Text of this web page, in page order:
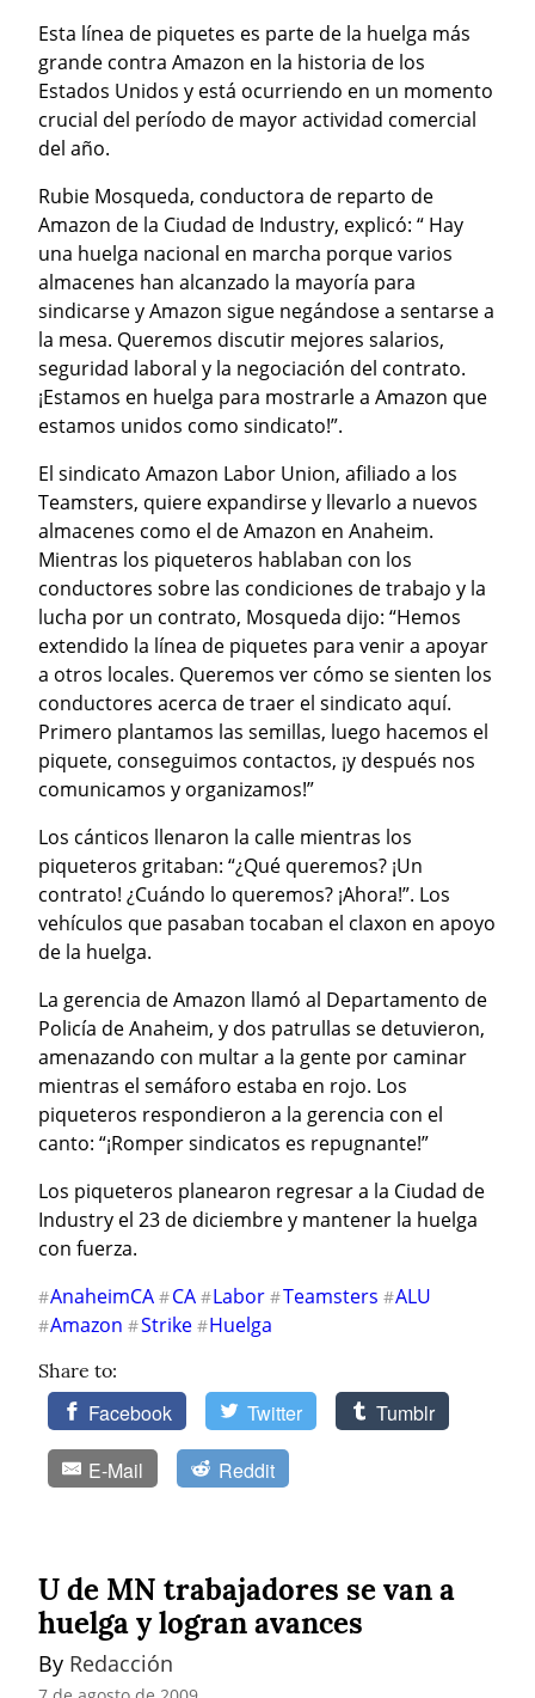
Esta línea de piquetes es parte de la huelga más
grande contra Amazon en la historia de los
Estados Unidos y está ocurriendo en un momento
crucial del período de mayor actividad comercial
del año.
Rubie Mosqueda, conductora de reparto de
Amazon de la Ciudad de Industry, explicó: “ Hay
una huelga nacional en marcha porque varios
almacenes han alcanzado la mayoría para
sindicarse y Amazon sigue negándose a sentarse a
la mesa. Queremos discutir mejores salarios,
seguridad laboral y la negociación del contrato.
¡Estamos en huelga para mostrarle a Amazon que
estamos unidos como sindicato!”.
El sindicato Amazon Labor Union, afiliado a los
Teamsters, quiere expandirse y llevarlo a nuevos
almacenes como el de Amazon en Anaheim.
Mientras los piqueteros hablaban con los
conductores sobre las condiciones de trabajo y la
lucha por un contrato, Mosqueda dijo: “Hemos
extendido la línea de piquetes para venir a apoyar
a otros locales. Queremos ver cómo se sienten los
conductores acerca de traer el sindicato aquí.
Primero plantamos las semillas, luego hacemos el
piquete, conseguimos contactos, ¡y después nos
comunicamos y organizamos!”
Los cánticos llenaron la calle mientras los
piqueteros gritaban: “¿Qué queremos? ¡Un
contrato! ¿Cuándo lo queremos? ¡Ahora!”. Los
vehículos que pasaban tocaban el claxon en apoyo
de la huelga.
La gerencia de Amazon llamó al Departamento de
Policía de Anaheim, y dos patrullas se detuvieron,
amenazando con multar a la gente por caminar
mientras el semáforo estaba en rojo. Los
piqueteros respondieron a la gerencia con el
canto: “¡Romper sindicatos es repugnante!”
Los piqueteros planearon regresar a la Ciudad de
Industry el 23 de diciembre y mantener la huelga
con fuerza.
#AnaheimCA #CA #Labor #Teamsters #ALU
#Amazon #Strike #Huelga
Share to:
Facebook Twitter Tumblr
E-Mail Reddit
U de MN trabajadores se van a
huelga y logran avances
By Redacción